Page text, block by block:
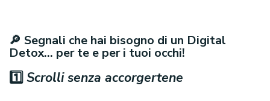
🔎 Segnali che hai bisogno di un Digital
Detox… per te e per i tuoi occhi!
1️⃣Scrolli senza accorgertene